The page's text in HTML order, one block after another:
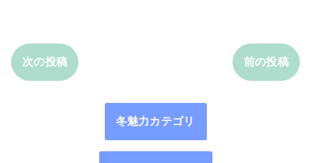
次の投稿 前の投稿
冬魅力カテゴリ